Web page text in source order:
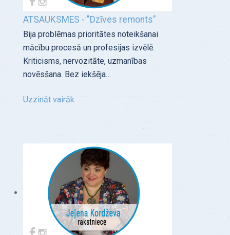
ATSAUKSMES - "Dzīves remonts"
Bija problēmas prioritātes noteikšanai
mācību procesā un profesijas izvēlē.
Kriticisms, nervozitāte, uzmanības
novēsšana. Bez iekšēja…
Uzzināt vairāk